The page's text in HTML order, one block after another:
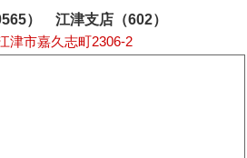
） 江津支店（602）
津市嘉久志町2306-2